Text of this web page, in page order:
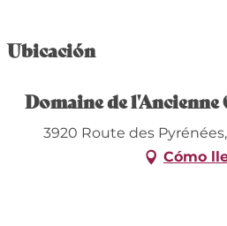
Ubicación
Domaine de l'Ancienne
3920 Route des
Cómo